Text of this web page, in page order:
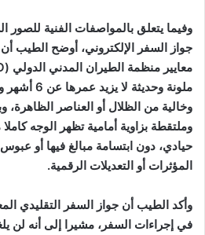
وفيما يتعلق بالمواصفات الفنية للصور
جواز السفر الإلكتروني، أوضح الطيب
ملونة
وملتقطة بزاوية أمامية تظهر الوجه
حيادي، دون ابتسامة مبالغ فيها أو
المؤثرات أو التعديلات الرقمية.
وأكد الطيب أن جواز السفر التقليدي
في إجراءات السفر، مشيرا إلى أنه لن